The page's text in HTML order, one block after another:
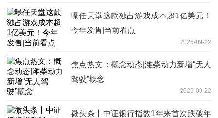
曝任天堂这款独占游戏成本超1亿美元！
今年发售|当前看点
2025-09-22
焦点热文：概念动态|潍柴动力新增“无人
驾驶”概念
2025-09-22
微头条丨中证银行指数1年来首次跌破年